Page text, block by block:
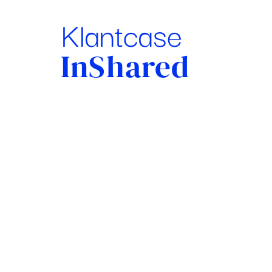
Klantcase
InShared